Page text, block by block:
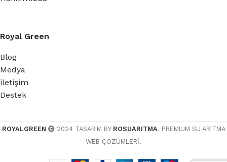
Royal Green
Blog
Medya
iletişim
Destek
ROYALGREEN 2024 TASARIM BY ROSUARITMA. PREMIUM SU ARITMA
WEB ÇÖZÜMLERİ.